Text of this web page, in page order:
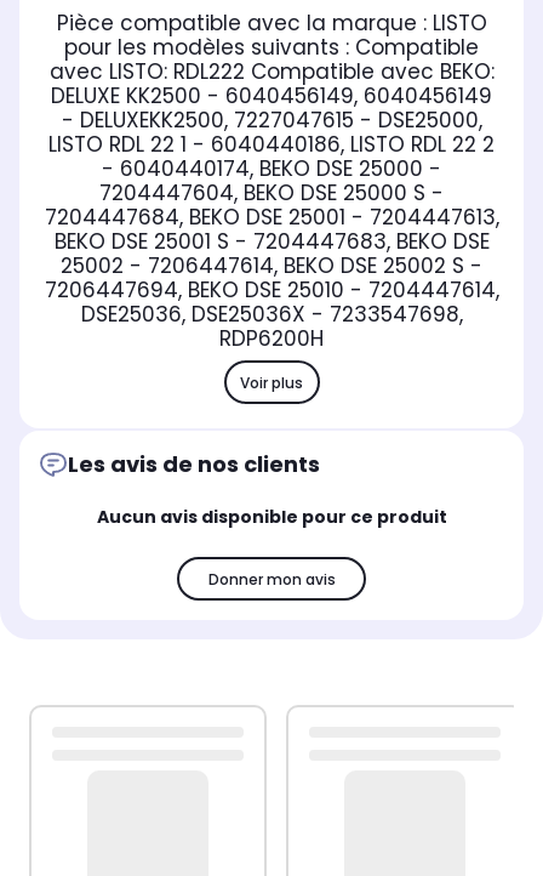
Pièce compatible avec la marque : LISTO
pour les modèles suivants : Compatible
avec LISTO: RDL222 Compatible avec BEKO:
DELUXE KK2500 - 6040456149, 6040456149
- DELUXEKK2500, 7227047615 - DSE25000,
LISTO RDL 22 1 - 6040440186, LISTO RDL 22 2
- 6040440174, BEKO DSE 25000 -
7204447604, BEKO DSE 25000 S -
7204447684, BEKO DSE 25001 - 7204447613,
BEKO DSE 25001 S - 7204447683, BEKO DSE
25002 - 7206447614, BEKO DSE 25002 S -
7206447694, BEKO DSE 25010 - 7204447614,
DSE25036, DSE25036X - 7233547698,
RDP6200H
Voir plus
Les avis de nos clients
Aucun avis disponible pour ce produit
Donner mon avis